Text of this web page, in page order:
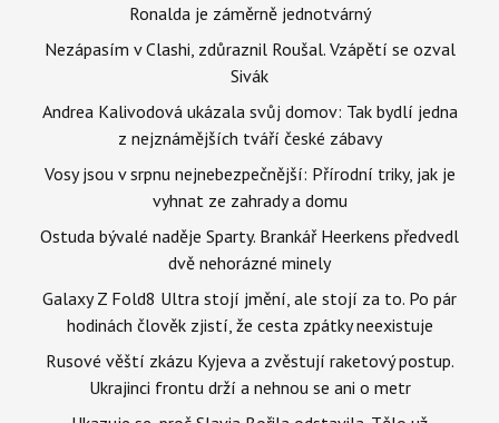
Ronalda je záměrně jednotvárný
Nezápasím v Clashi, zdůraznil Roušal. Vzápětí se ozval
Sivák
Andrea Kalivodová ukázala svůj domov: Tak bydlí jedna
z nejznámějších tváří české zábavy
Vosy jsou v srpnu nejnebezpečnější: Přírodní triky, jak je
vyhnat ze zahrady a domu
Ostuda bývalé naděje Sparty. Brankář Heerkens předvedl
dvě nehorázné minely
Galaxy Z Fold8 Ultra stojí jmění, ale stojí za to. Po pár
hodinách člověk zjistí, že cesta zpátky neexistuje
Rusové věští zkázu Kyjeva a zvěstují raketový postup.
Ukrajinci frontu drží a nehnou se ani o metr